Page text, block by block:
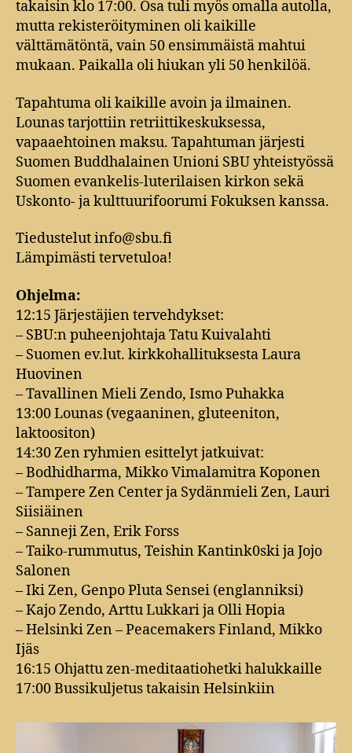
takaisin klo 17:00. Osa tuli myös omalla autolla,
mutta rekisteröityminen oli kaikille
välttämätöntä, vain 50 ensimmäistä mahtui
mukaan. Paikalla oli hiukan yli 50 henkilöä.
Tapahtuma oli kaikille avoin ja ilmainen.
Lounas tarjottiin retriittikeskuksessa,
vapaaehtoinen maksu. Tapahtuman järjesti
Suomen Buddhalainen Unioni SBU yhteistyössä
Suomen evankelis-luterilaisen kirkon sekä
Uskonto- ja kulttuurifoorumi Fokuksen kanssa.
Tiedustelut info@sbu.fi
Lämpimästi tervetuloa!
Ohjelma:
12:15 Järjestäjien tervehdykset:
– SBU:n puheenjohtaja Tatu Kuivalahti
– Suomen ev.lut. kirkkohallituksesta Laura
Huovinen
– Tavallinen Mieli Zendo, Ismo Puhakka
13:00 Lounas (vegaaninen, gluteeniton,
laktoositon)
14:30 Zen ryhmien esittelyt jatkuivat:
– Bodhidharma, Mikko Vimalamitra Koponen
– Tampere Zen Center ja Sydänmieli Zen, Lauri
Siisiäinen
– Sanneji Zen, Erik Forss
– Taiko-rummutus, Teishin Kantink0ski ja Jojo
Salonen
– Iki Zen, Genpo Pluta Sensei (englanniksi)
– Kajo Zendo, Arttu Lukkari ja Olli Hopia
– Helsinki Zen – Peacemakers Finland, Mikko
Ijäs
16:15 Ohjattu zen-meditaatiohetki halukkaille
17:00 Bussikuljetus takaisin Helsinkiin